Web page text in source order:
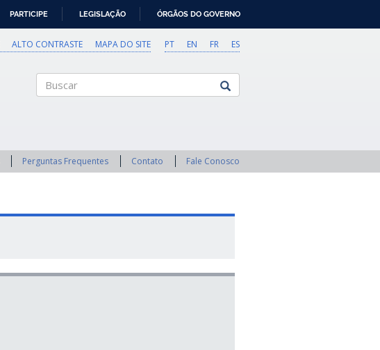
PARTICIPE LEGISLAÇÃO ÓRGÃOS DO GOVERNO
PT EN FR ES
ALTO CONTRASTE MAPA DO SITE
Perguntas Frequentes Contato Fale Conosco